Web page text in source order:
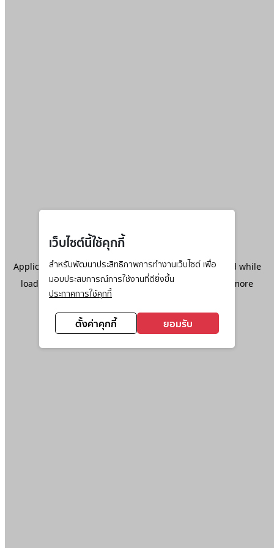
เว็บไซต์นี้ใช้คุกกี้
สำหรับพัฒนาประสิทธิภาพการทำงานเว็บไซต์ เพื่อ
มอบประสบการณ์การใช้งานที่ดียิ่งขึ้น
ประกาศการใช้คุกกี้
ตั้งค่าคุกกี้ ยอมรับ
Application error: aclient-side exception has occurred while
loadingwww.ktc.co.th(see the browser console
for more
information).